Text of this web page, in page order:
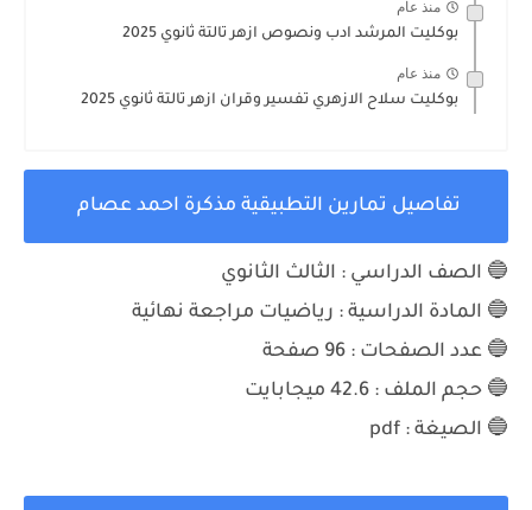
منذ عام
بوكليت المرشد ادب ونصوص ازهر تالتة ثانوي 2025
منذ عام
بوكليت سلاح الازهري تفسير وقران ازهر تالتة ثانوي 2025
تفاصيل تمارين التطبيقية مذكرة احمد عصام
🔵 الصف الدراسي : الثالث الثانوي
🔵 المادة الدراسية : رياضيات مراجعة نهائية
🔵 عدد الصفحات : 96
صفحة
🔵 حجم الملف : 42.6 ميجابايت
🔵 الصيغة : pdf